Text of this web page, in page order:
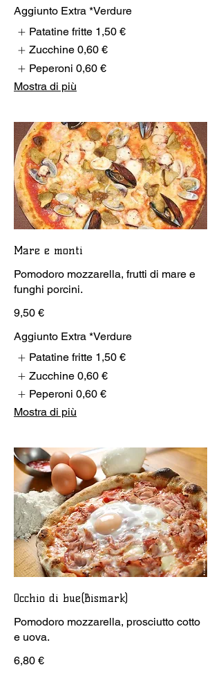
Aggiunto Extra *Verdure
Patatine fritte 1,50 €
Zucchine 0,60 €
Peperoni 0,60 €
Mostra di più
Mare e monti
Pomodoro mozzarella, frutti di mare e
funghi porcini.
9,50 €
Aggiunto Extra *Verdure
Patatine fritte 1,50 €
Zucchine 0,60 €
Peperoni 0,60 €
Mostra di più
Occhio di bue(Bismark)
Pomodoro mozzarella, prosciutto cotto
e uova.
6,80 €